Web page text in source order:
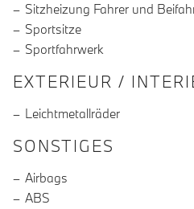
Sitzheizung Fahrer und
Sportsitze
Sportfahrwerk
EXTERIEUR /
Leichtmetallräder
SONSTIGES
Airbags
ABS